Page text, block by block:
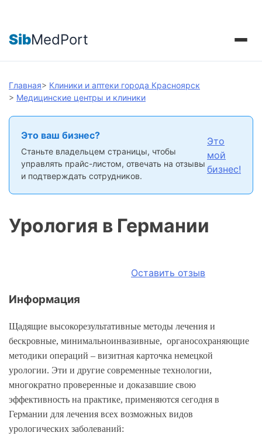
SibMedPort
Главная> Клиники и аптеки города Красноярск
> Медицинские центры и клиники
Это ваш бизнес?
Станьте владельцем страницы, чтобы
управлять прайс-листом, отвечать на отзывы
и подтверждать сотрудников.
Это
мой
бизнес!
Урология в Германии
Оставить отзыв
Информация
Щадящие высокорезультативные методы лечения и
бескровные, минимальноинвазивные, органосохраняющие
методики операций – визитная карточка немецкой
урологии. Эти и другие современные технологии,
многократно проверенные и доказавшие свою
эффективность на практике, применяются сегодня в
Германии для лечения всех возможных видов
урологических заболеваний: